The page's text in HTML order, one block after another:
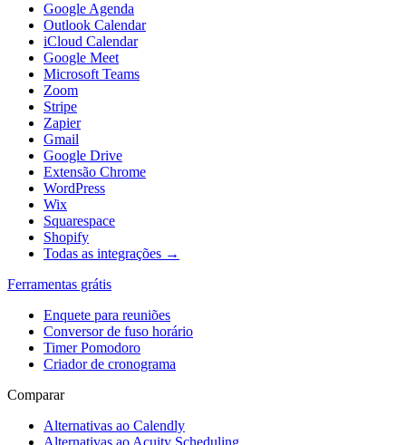
Google Agenda
Outlook Calendar
iCloud Calendar
Google Meet
Microsoft Teams
Zoom
Stripe
Zapier
Gmail
Google Drive
Extensão Chrome
WordPress
Wix
Squarespace
Shopify
Todas as integrações →
Ferramentas grátis
Enquete para reuniões
Conversor de fuso horário
Timer Pomodoro
Criador de cronograma
Comparar
Alternativas ao Calendly